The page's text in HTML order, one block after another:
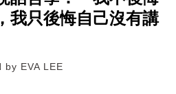
我只後悔自己沒有講
by EVA LEE